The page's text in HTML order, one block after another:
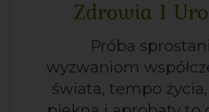
Zdrowia I
Próba
wyzwaniom
świata, tempo